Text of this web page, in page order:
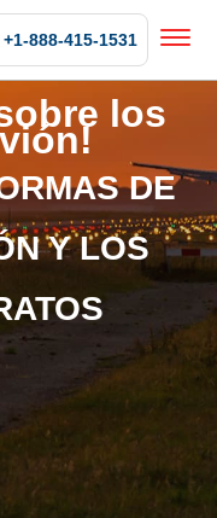
+1-888-415-1531
los
DE
Y LOS